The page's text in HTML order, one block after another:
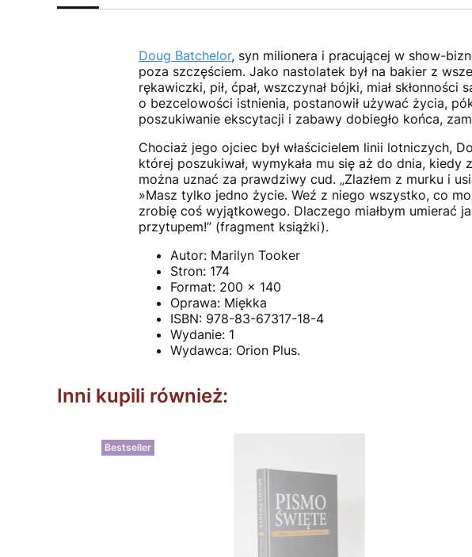
Doug Batchelor, syn milionera i pracującej w show-
poza szczęściem. Jako nastolatek był na bakier z
rękawiczki, pił, ćpał, wszczynał bójki, miał
o bezcelowości istnienia, postanowił używać życia,
poszukiwanie ekscytacji i zabawy dobiegło końca,
Chociaż jego ojciec był właścicielem linii lotniczych,
której poszukiwał, wymykała mu się aż do dnia,
można uznać za prawdziwy cud. „Zlazłem z murku i
»Masz tylko jedno życie. Weź z niego wszystko, co
zrobię coś wyjątkowego. Dlaczego miałbym umierać
przytupem!” (fragment książki).
Autor: Marilyn Tooker
Stron: 174
Format: 200 x 140
Oprawa: Miękka
ISBN: 978-83-67317-18-4
Wydanie: 1
Wydawca: Orion Plus.
Inni kupili również:
Bestseller